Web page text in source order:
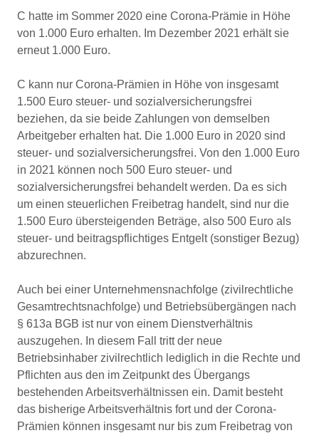
C hatte im Sommer 2020 eine Corona-Prämie in Höhe
von 1.000 Euro erhalten. Im Dezember 2021 erhält sie
erneut 1.000 Euro.
C kann nur Corona-Prämien in Höhe von insgesamt
1.500 Euro steuer- und sozialversicherungsfrei
beziehen, da sie beide Zahlungen von demselben
Arbeitgeber erhalten hat. Die 1.000 Euro in 2020 sind
steuer- und sozialversicherungsfrei. Von den 1.000 Euro
in 2021 können noch 500 Euro steuer- und
sozialversicherungsfrei behandelt werden. Da es sich
um einen steuerlichen Freibetrag handelt, sind nur die
1.500 Euro übersteigenden Beträge, also 500 Euro als
steuer- und beitragspflichtiges Entgelt (sonstiger Bezug)
abzurechnen.
Auch bei einer Unternehmensnachfolge (zivilrechtliche
Gesamtrechtsnachfolge) und Betriebsübergängen nach
§ 613a BGB ist nur von einem Dienstverhältnis
auszugehen. In diesem Fall tritt der neue
Betriebsinhaber zivilrechtlich lediglich in die Rechte und
Pflichten aus den im Zeitpunkt des Übergangs
bestehenden Arbeitsverhältnissen ein. Damit besteht
das bisherige Arbeitsverhältnis fort und der Corona-
Prämien können insgesamt nur bis zum Freibetrag von